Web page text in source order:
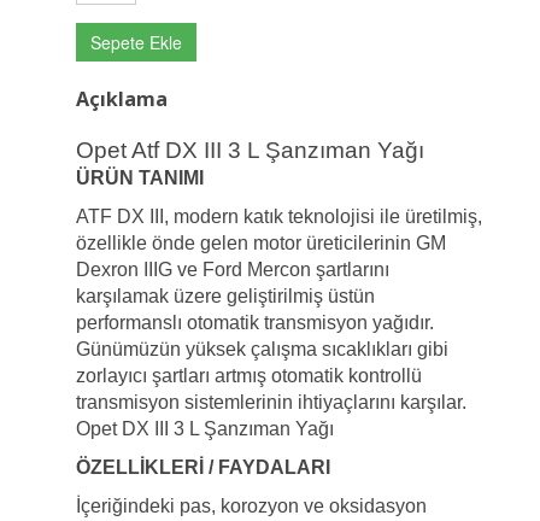
Sepete Ekle
Açıklama
Opet Atf DX III 3 L Şanzıman Yağı
ÜRÜN TANIMI
ATF DX III, modern katık teknolojisi ile üretilmiş,
özellikle önde gelen motor üreticilerinin GM
Dexron IIIG ve Ford Mercon şartlarını
karşılamak üzere geliştirilmiş üstün
performanslı otomatik transmisyon yağıdır.
Günümüzün yüksek çalışma sıcaklıkları gibi
zorlayıcı şartları artmış otomatik kontrollü
transmisyon sistemlerinin ihtiyaçlarını karşılar.
Opet DX III 3 L Şanzıman Yağı
ÖZELLİKLERİ / FAYDALARI
İçeriğindeki pas, korozyon ve oksidasyon